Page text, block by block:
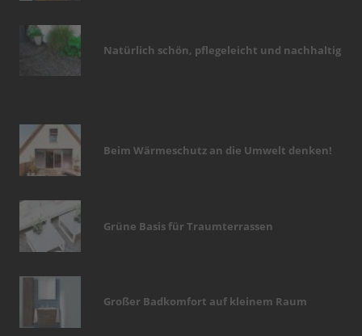
Natürlich schön, pflegeleicht und nachhaltig
Beim Wärmeschutz an die Umwelt denken!
Grüne Basis für Traumterrassen
Großer Badkomfort auf kleinem Raum